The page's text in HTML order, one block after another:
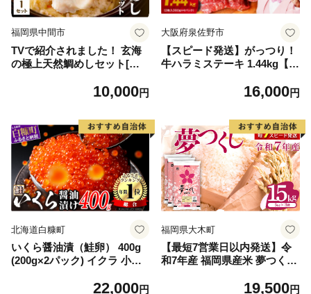
福岡県中間市
TVで紹介されました！ 玄海
の極上天然鯛めしセット[鯛
だし]【010-0001】10,000円
大阪府泉佐野市
【スピード発送】がっつり！
牛ハラミステーキ 1.44kg【氷
g×4パック 牛肉 すてーき 焼
16,000円
北海道白糠町
いくら醤油漬（鮭卵） 400g
(200g×2パック) イクラ 小分
くら醤油漬け 鮭 鮭卵 ikura
22,000円
福岡県大木町
【最短7営業日以内発送】令
和7年産 福岡県産米 夢つくし
19,500円